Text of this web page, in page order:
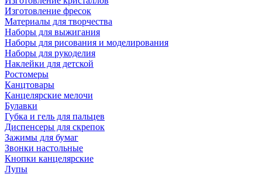
Изготовление фресок
Материалы для творчества
Наборы для выжигания
Наборы для рисования и моделирования
Наборы для рукоделия
Наклейки для детской
Ростомеры
Канцтовары
Канцелярские мелочи
Булавки
Губка и гель для пальцев
Диспенсеры для скрепок
Зажимы для бумаг
Звонки настольные
Кнопки канцелярские
Лупы